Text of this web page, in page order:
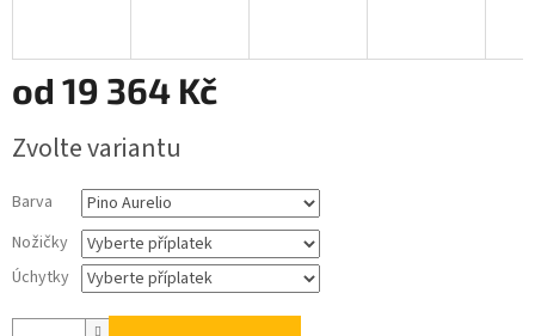
od 19 364 Kč
cena:
Zvolte variantu
Barva
Nožičky
Úchytky